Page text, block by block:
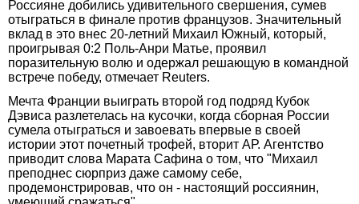
Россияне добились удивительного свершения, сумев
отыграться в финале против французов. Значительный
вклад в это внес 20-летний Михаил Южный, который,
проигрывая 0:2 Поль-Анри Матье, проявил
поразительную волю и одержал решающую в командной
встрече победу, отмечает Reuters.
Мечта Франции выиграть второй год подряд Кубок
Дэвиса разлетелась на кусочки, когда сборная России
сумела отыграться и завоевать впервые в своей
истории этот почетный трофей, вторит АР. Агентство
приводит слова Марата Сафина о том, что "Михаил
преподнес сюрприз даже самому себе,
продемонстрировав, что он - настоящий россиянин,